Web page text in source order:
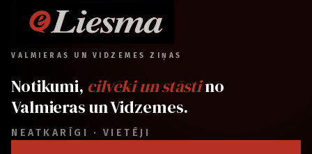
VALMIERAS UN VIDZEMES ZIŅAS
Notikumi, cilvēki un stāstino
Valmieras un Vidzemes.
NEATKARĪGI · VIETĒJI